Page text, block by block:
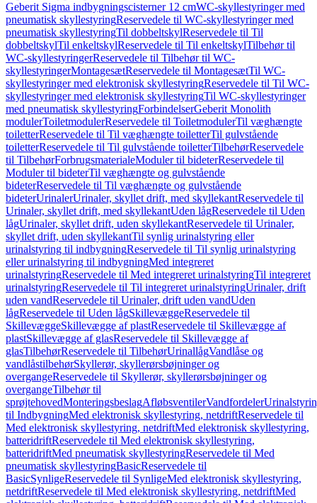
Geberit Sigma indbygningscisterner 12 cmWC-skyllestyringer med
pneumatisk skyllestyringReservedele til WC-skyllestyringer med
pneumatisk skyllestyringTil dobbeltskylReservedele til Til
dobbeltskylTil enkeltskylReservedele til Til enkeltskylTilbehør til
WC-skyllestyringerReservedele til Tilbehør til WC-
skyllestyringerMontagesætReservedele til MontagesætTil WC-
skyllestyringer med elektronisk skyllestyringReservedele til Til WC-
skyllestyringer med elektronisk skyllestyringTil WC-skyllestyringer
med pneumatisk skyllestyringForbindelserGeberit Monolith
modulerToiletmodulerReservedele til ToiletmodulerTil væghængte
toiletterReservedele til Til væghængte toiletterTil gulvstående
toiletterReservedele til Til gulvstående toiletterTilbehørReservedele
til TilbehørForbrugsmaterialeModuler til bideterReservedele til
Moduler til bideterTil væghængte og gulvstående
bideterReservedele til Til væghængte og gulvstående
bideterUrinalerUrinaler, skyllet drift, med skyllekantReservedele til
Urinaler, skyllet drift, med skyllekantUden lågReservedele til Uden
lågUrinaler, skyllet drift, uden skyllekantReservedele til Urinaler,
skyllet drift, uden skyllekantTil synlig urinalstyring eller
urinalstyring til indbygningReservedele til Til synlig urinalstyring
eller urinalstyring til indbygningMed integreret
urinalstyringReservedele til Med integreret urinalstyringTil integreret
urinalstyringReservedele til Til integreret urinalstyringUrinaler, drift
uden vandReservedele til Urinaler, drift uden vandUden
lågReservedele til Uden lågSkillevæggeReservedele til
SkillevæggeSkillevægge af plastReservedele til Skillevægge af
plastSkillevægge af glasReservedele til Skillevægge af
glasTilbehørReservedele til TilbehørUrinallågVandlåse og
vandlåstilbehørSkyllerør, skyllerørsbøjninger og
overgangeReservedele til Skyllerør, skyllerørsbøjninger og
overgangeTilbehør til
sprøjtehovedMonteringsbeslagAfløbsventilerVandfordeler
til IndbygningMed elektronisk skyllestyring, netdriftReservedele til
Med elektronisk skyllestyring, netdriftMed elektronisk skyllestyring,
batteridriftReservedele til Med elektronisk skyllestyring,
batteridriftMed pneumatisk skyllestyringReservedele til Med
pneumatisk skyllestyringBasicReservedele til
BasicSynligeReservedele til SynligeMed elektronisk skyllestyring,
netdriftReservedele til Med elektronisk skyllestyring, netdriftMed